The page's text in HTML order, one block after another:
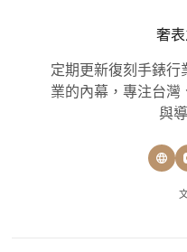
奢
定期更新復刻手錶行
業的內幕，專注台灣
與